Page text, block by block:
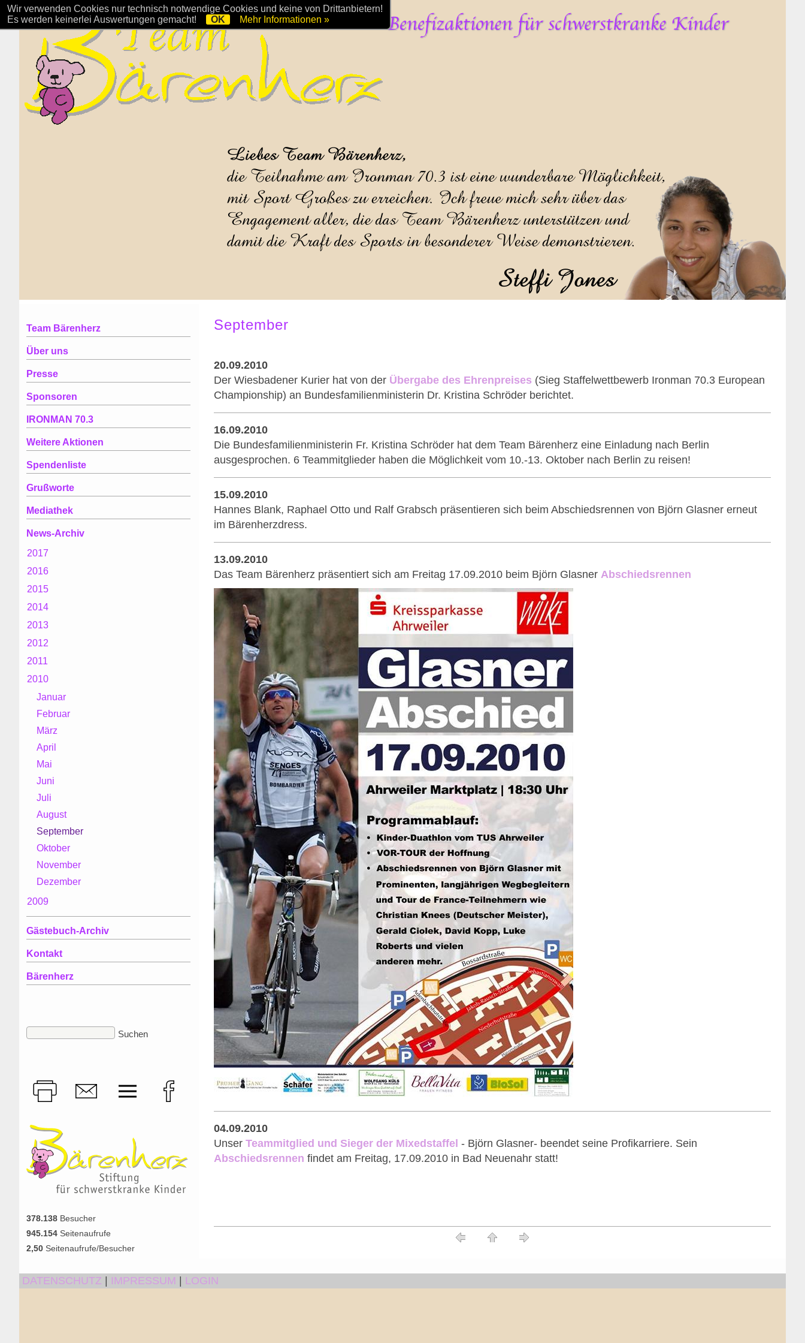
September
20.09.2010
Der Wiesbadener Kurier hat von der Übergabe des Ehrenpreises (Sieg Staffelwettbewerb Ironman 70.3 European
Championship) an Bundesfamilienministerin Dr. Kristina Schröder berichtet.
16.09.2010
Die Bundesfamilienministerin Fr. Kristina Schröder hat dem Team Bärenherz eine Einladung nach Berlin
ausgesprochen. 6 Teammitglieder haben die Möglichkeit vom 10.-13. Oktober nach Berlin zu reisen!
15.09.2010
Hannes Blank, Raphael Otto und Ralf Grabsch präsentieren sich beim Abschiedsrennen von Björn Glasner erneut
im Bärenherzdress.
13.09.2010
Das Team Bärenherz präsentiert sich am Freitag 17.09.2010 beim Björn Glasner Abschiedsrennen
04.09.2010
Unser Teammitglied und Sieger der Mixedstaffel - Björn Glasner- beendet seine Profikarriere. Sein
Abschiedsrennen findet am Freitag, 17.09.2010 in Bad Neuenahr statt!
Team Bärenherz
Über uns
Presse
Sponsoren
IRONMAN 70.3
Weitere Aktionen
Spendenliste
Grußworte
Mediathek
News-Archiv
2017
2016
2015
2014
2013
2012
2011
2010
Januar
Februar
März
April
Mai
Juni
Juli
August
September
Oktober
November
Dezember
2009
Gästebuch-Archiv
Kontakt
Bärenherz
378.138 Besucher
945.154 Seitenaufrufe
2,50 Seitenaufrufe/Besucher
DATENSCHUTZ IMPRESSUM LOGIN
Wir verwenden Cookies nur technisch notwendige Cookies und keine von Drittanbietern!
Es werden keinerlei Auswertungen gemacht!
OK Mehr Informationen »